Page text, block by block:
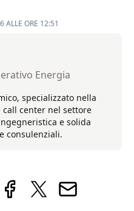
ALLE ORE 12:51
Energia
specializzato nella
center nel settore
e solida
consulenziali.